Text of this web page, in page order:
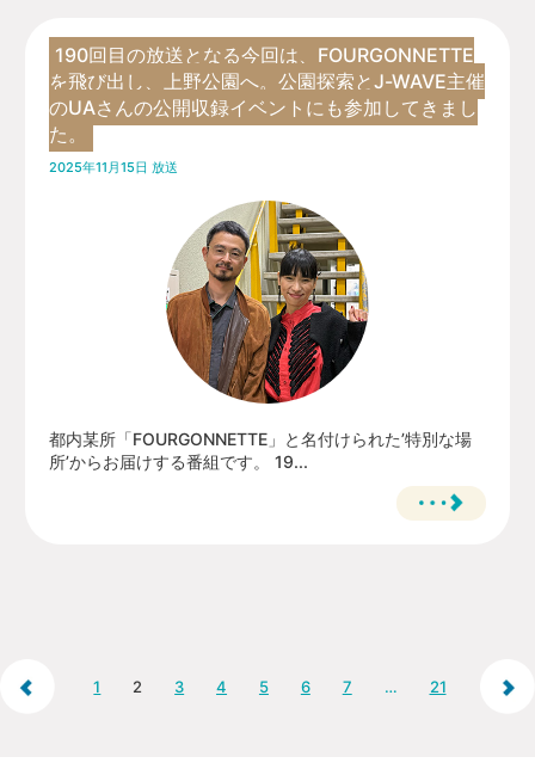
190回目の放送となる今回は、FOURGONNETTE
を飛び出し、上野公園へ。公園探索とJ-WAVE主催
のUAさんの公開収録イベントにも参加してきまし
た。
2025年11月15日 放送
都内某所「FOURGONNETTE」と名付けられた’特別な場
所’からお届けする番組です。 19...
1 2 3 4 5 6 7 … 21